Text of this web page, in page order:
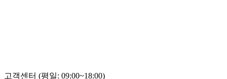
고객센터 (평일: 09:00~18:00)